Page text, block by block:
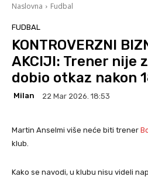
Naslovna Fudbal
FUDBAL
KONTROVERZNI
AKCIJI: Trener nije
dobio otkaz nakon
Milan 22 Mar 2026. 18:53
Martin Anselmi više neće biti trener
klub.
Kako se navodi, u klubu nisu videli